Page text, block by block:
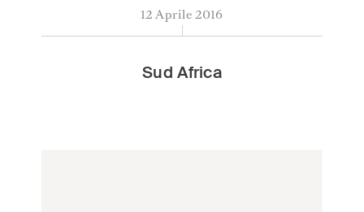
12 Aprile 2016
Sud Africa